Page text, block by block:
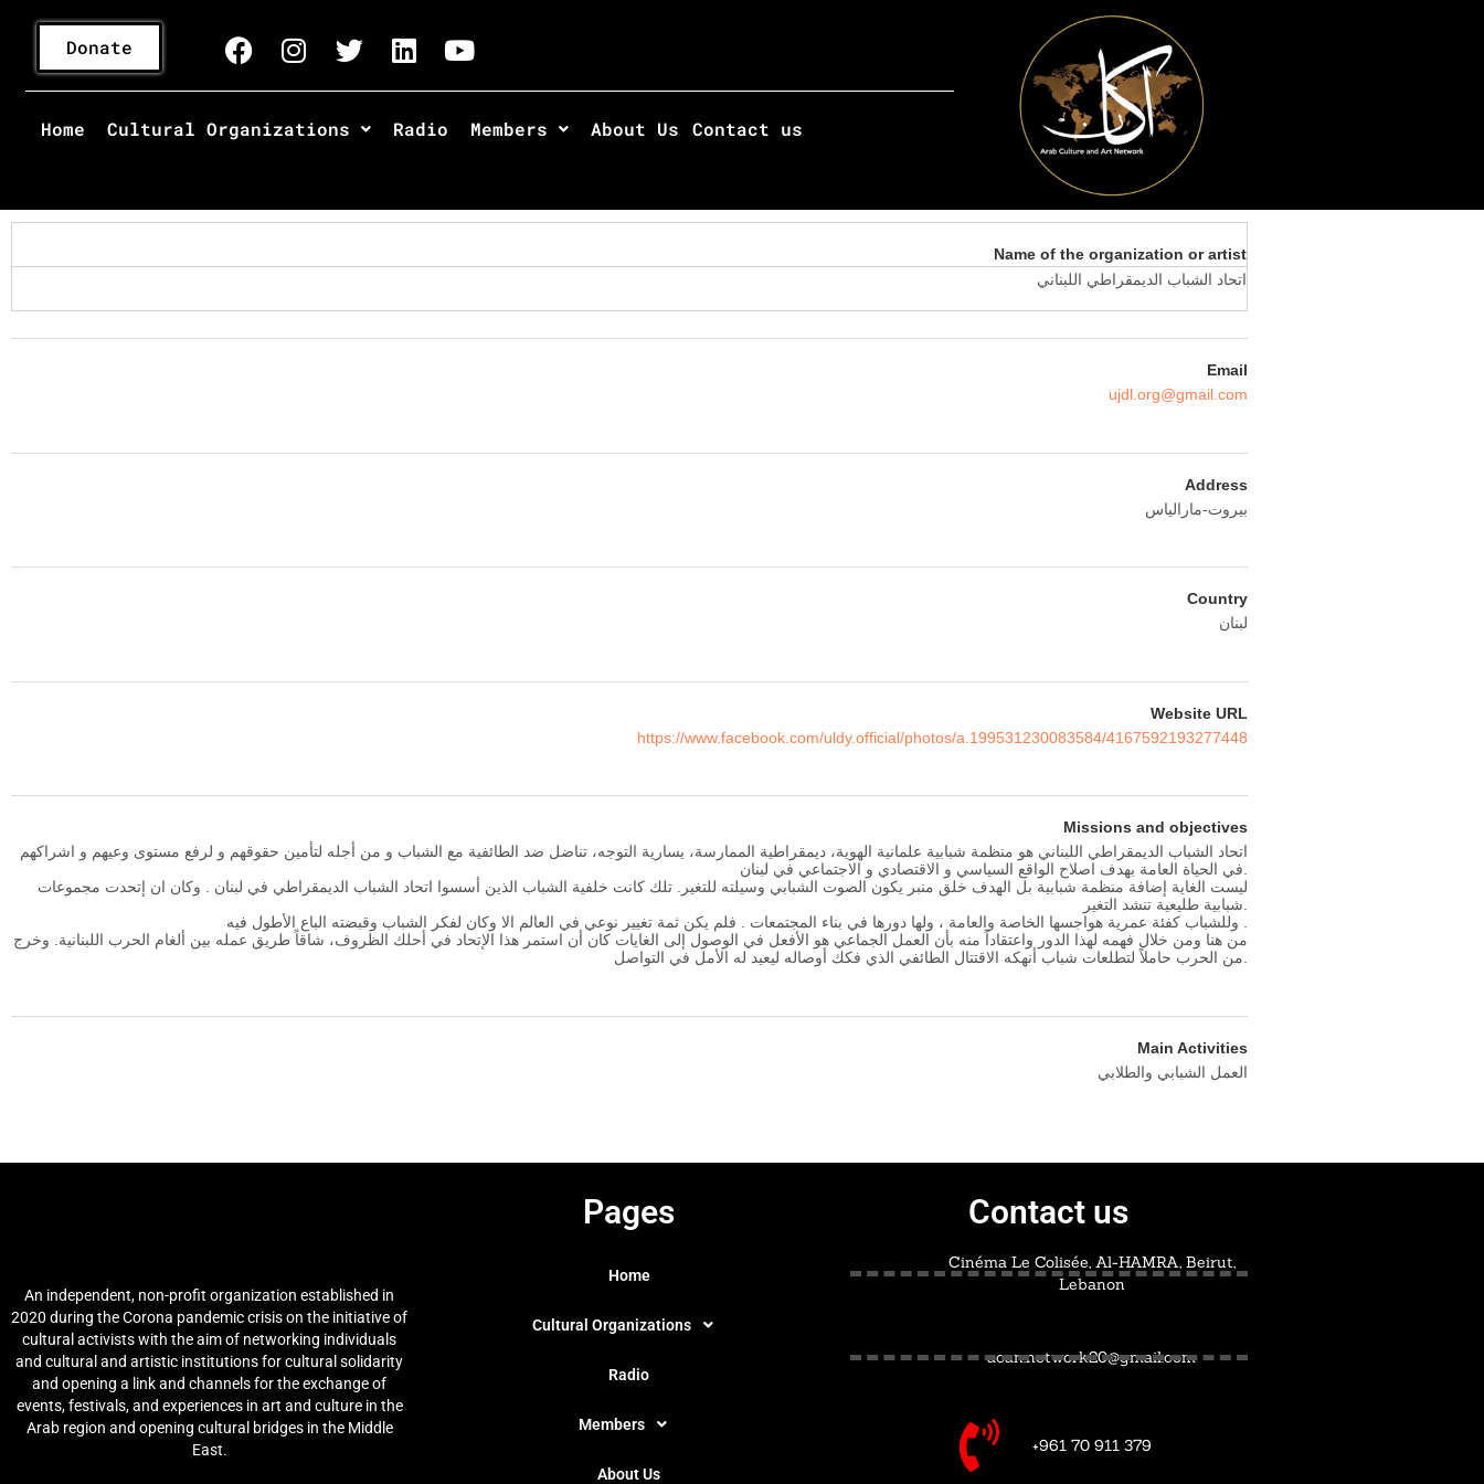
Donate
Home Cultural Organizations Radio Members About Us Contact us
Name of the organization or artist
اتحاد الشباب الديمقراطي اللبناني
Email
ujdl.org@gmail.com
Address
بيروت-مارالياس
Country
لبنان
Website URL
https://www.facebook.com/uldy.official/photos/a.199531230083584/4167592193277448
Missions and objectives
اتحاد الشباب الديمقراطي اللبناني هو منظمة شبابية علمانية الهوية، ديمقراطية الممارسة، يسارية التوجه، تناضل ضد الطائفية مع الشباب و من أجله لتأمين حقوقهم و لرفع مستوى وعيهم و اشراكهم
في الحياة العامة بهدف اصلاح الواقع السياسي و الاقتصادي و الاجتماعي في لبنان
ليست الغاية إضافة منظمة شبابية بل الهدف خلق منبر يكون الصوت الشبابي وسيلته للتغير. تلك كانت خلفية الشباب الذين أسسوا اتحاد الشباب الديمقراطي في لبنان . وكان ان إتحدت مجموعات
شبابية طليعية تنشد التغير
وللشباب كفئة عمرية هواجسها الخاصة والعامة ، ولها دورها في بناء المجتمعات . فلم يكن ثمة تغيير نوعي في العالم الا وكان لفكر الشباب وقبضته الباع الأطول فيه
من هنا ومن خلال فهمه لهذا الدور واعتقاداً منه بأن العمل الجماعي هو الأفعل في الوصول إلى الغايات كان أن استمر هذا الإتحاد في أحلك الظروف، شاقاً طريق عمله بين ألغام الحرب اللبنانية. وخرج
من الحرب حاملاً لتطلعات شباب أنهكه الاقتتال الطائفي الذي فكك أوصاله ليعيد له الأمل في التواصل
Main Activities
العمل الشبابي والطلابي
An independent, non-profit organization established in
2020 during the Corona pandemic crisis on the initiative of
cultural activists with the aim of networking individuals
and cultural and artistic institutions for cultural solidarity
and opening a link and channels for the exchange of
events, festivals, and experiences in art and culture in the
Arab region and opening cultural bridges in the Middle
East.
Pages
Home
Cultural Organizations
Radio
Members
About Us
Contact us
Cinéma Le Colisée, Al-HAMRA, Beirut,
Lebanon
acan.network20@gmail.com
+961 70 911 379